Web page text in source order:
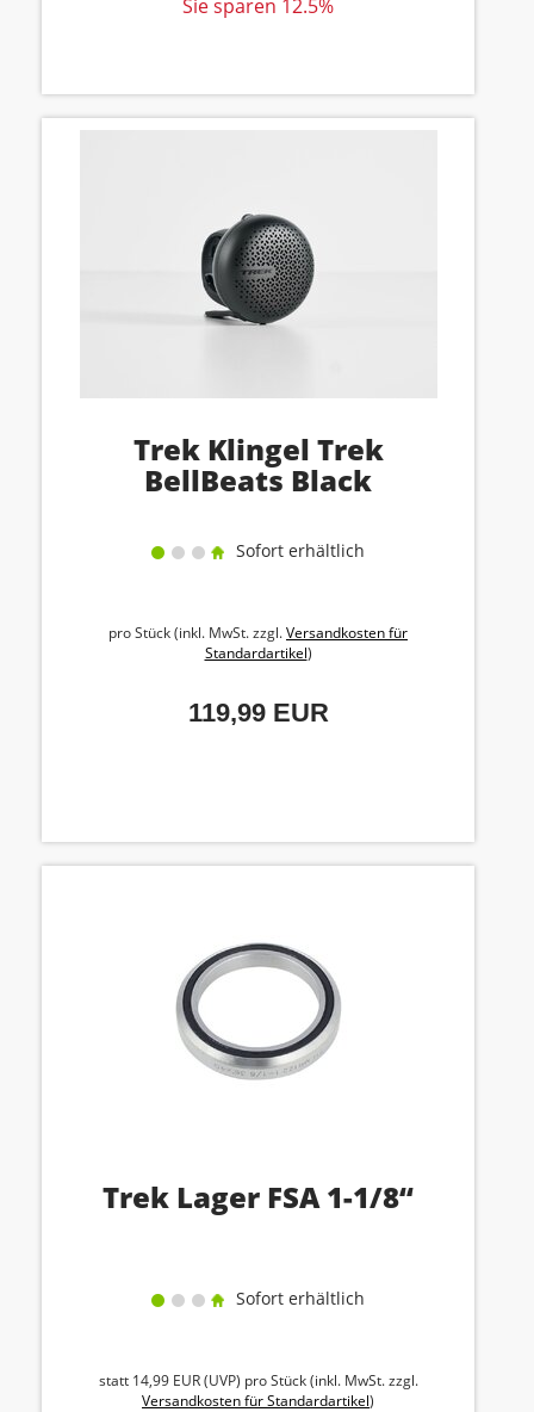
Sie sparen 12.5%
Trek Klingel Trek
BellBeats Black
Sofort erhältlich
pro Stück (inkl. MwSt. zzgl.Versandkosten für
Standardartikel)
119,99 EUR
Trek Lager FSA 1-1/8“
Sofort erhältlich
statt 14,99 EUR(UVP) pro Stück (inkl. MwSt. zzgl.
Versandkosten für Standardartikel)